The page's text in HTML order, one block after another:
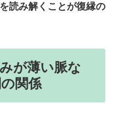
読み解くことが復縁の
が薄い脈な
関係